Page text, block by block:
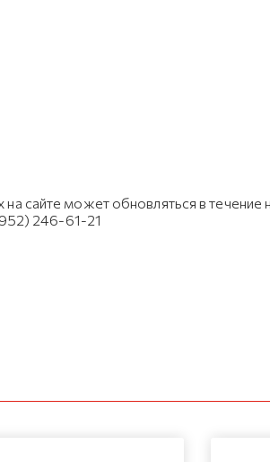
сайте может обновляться в течение
246-61-21